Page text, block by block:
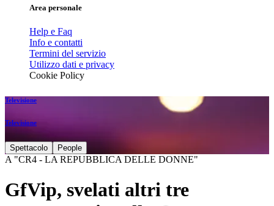
Area personale
Help e Faq
Info e contatti
Termini del servizio
Utilizzo dati e privacy
Cookie Policy
Televisione
Televisione
Spettacolo People
A "CR4 - LA REPUBBLICA DELLE DONNE"
GfVip, svelati altri tre